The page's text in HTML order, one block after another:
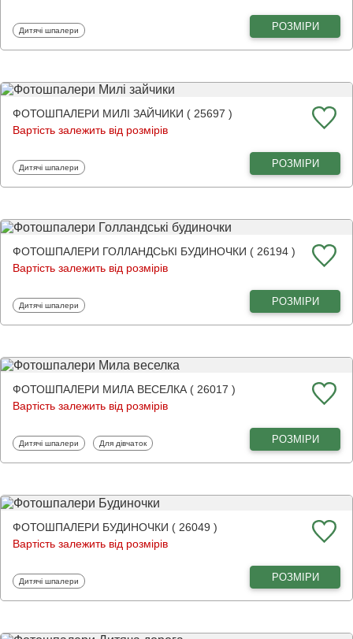
Фотошпалери
Дитячі шпалери РОЗМІРИ
ФОТОШПАЛЕРИ МИЛІ ЗАЙЧИКИ ( 25697 )
Вартість залежить від розмірів
Фотошпалери
Дитячі шпалери РОЗМІРИ
ФОТОШПАЛЕРИ ГОЛЛАНДСЬКІ БУДИНОЧКИ ( 26194 )
Вартість залежить від розмірів
Фотошпалери
Дитячі шпалери РОЗМІРИ
ФОТОШПАЛЕРИ МИЛА ВЕСЕЛКА ( 26017 )
Вартість залежить від розмірів
Фотошпалери
Дитячі шпалери Фотошпалери
Для дівчаток РОЗМІРИ
ФОТОШПАЛЕРИ БУДИНОЧКИ ( 26049 )
Вартість залежить від розмірів
Фотошпалери
Дитячі шпалери РОЗМІРИ